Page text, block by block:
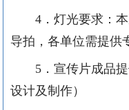
4．灯光要求：本
导拍，各单位需提供
5．宣传片成品提
设计及制作）